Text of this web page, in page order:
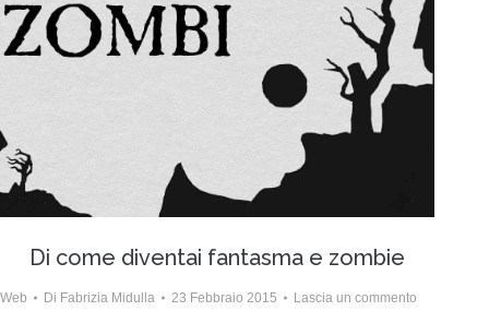
Di come diventai fantasma e zombie
Web Di Fabrizia Midulla 23 Febbraio 2015 Lascia un commento